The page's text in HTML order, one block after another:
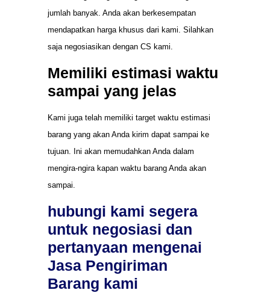
jumlah banyak. Anda akan berkesempatan
mendapatkan harga khusus dari kami. Silahkan
saja negosiasikan dengan CS kami.
Memiliki estimasi waktu
sampai yang jelas
Kami juga telah memiliki target waktu estimasi
barang yang akan Anda kirim dapat sampai ke
tujuan. Ini akan memudahkan Anda dalam
mengira-ngira kapan waktu barang Anda akan
sampai.
hubungi kami segera
untuk negosiasi dan
pertanyaan mengenai
Jasa Pengiriman
Barang kami